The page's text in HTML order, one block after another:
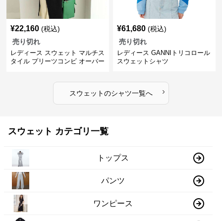
¥22,160 (税込)
売り切れ
レディース スウェット マルチス
タイル プリーツコンビ オーバー
¥61,680 (税込)
売り切れ
レディース GANNIトリコロール
スウェットシャツ
スウェットのシャツ一覧へ ›
スウェット カテゴリ一覧
トップス
パンツ
ワンピース